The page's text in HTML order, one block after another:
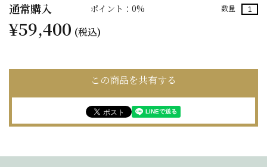
通常購入 ポイント：0% 数量
¥59,400 (税込)
この商品を共有する